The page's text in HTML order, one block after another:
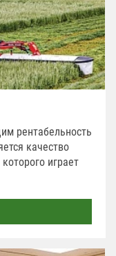
рентабельность
качество
играет